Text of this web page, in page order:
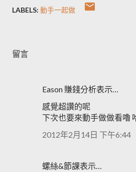
LABELS: 動手一起做
留言
Eason 賺錢分析表示…
感覺超讚的呢
下次也要來動手做做看嚕
2012年2月14日 下午6:44
螺絲&節課表示…